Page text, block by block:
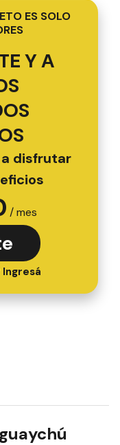
ES SOLO
Y A
disfrutar
/ mes
Ingresá